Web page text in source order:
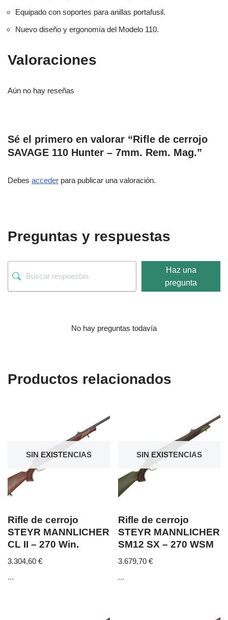
Equipado con soportes para anillas portafusil.
Nuevo diseño y ergonomía del Modelo 110.
Valoraciones
Aún no hay reseñas
Sé el primero en valorar “Rifle de cerrojo
SAVAGE 110 Hunter – 7mm. Rem. Mag.”
Debes acceder para publicar una valoración.
Preguntas y respuestas
Haz una
pregunta
No hay preguntas todavía
Productos relacionados
SIN EXISTENCIAS
Rifle de cerrojo
STEYR MANNLICHER
CL II – 270 Win.
3.304,60 €
...
SIN EXISTENCIAS
Rifle de cerrojo
STEYR MANNLICHER
SM12 SX – 270 WSM
3.679,70€
...